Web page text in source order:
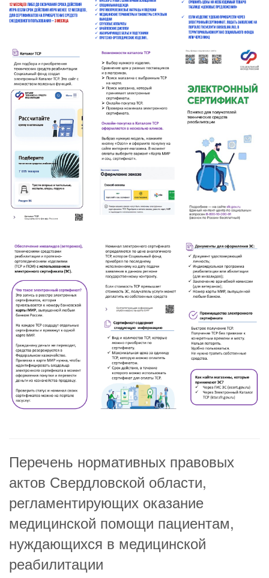
Перечень нормативных правовых
актов Свердловской области,
регламентирующих оказание
медицинской помощи пациентам,
нуждающихся в медицинской
реабилитации